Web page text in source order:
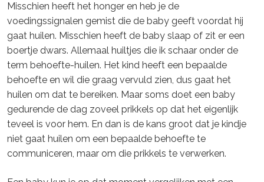
Misschien heeft het honger en heb je de
voedingssignalen gemist die de baby geeft voordat hij
gaat huilen. Misschien heeft de baby slaap of zit er een
boertje dwars. Allemaal huiltjes die ik schaar onder de
term behoefte-huilen. Het kind heeft een bepaalde
behoefte en wil die graag vervuld zien, dus gaat het
huilen om dat te bereiken. Maar soms doet een baby
gedurende de dag zoveel prikkels op dat het eigenlijk
teveel is voor hem. En dan is de kans groot dat je kindje
niet gaat huilen om een bepaalde behoefte te
communiceren, maar om die prikkels te verwerken.